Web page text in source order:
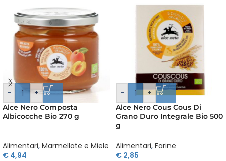
- +
Alce Nero Composta
Albicocche Bio 270 g
Alimentari, Marmellate e Miele
€ 4,94
- +
Alce Nero Cous Cous Di
Grano Duro Integrale Bio 500
g
Alimentari, Farine
€ 2,85